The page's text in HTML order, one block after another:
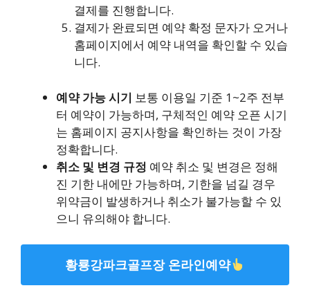
결제를 진행합니다.
결제가 완료되면 예약 확정 문자가 오거나
홈페이지에서 예약 내역을 확인할 수 있습
니다.
예약 가능 시기 보통 이용일 기준 1~2주 전부
터 예약이 가능하며, 구체적인 예약 오픈 시기
는 홈페이지 공지사항을 확인하는 것이 가장
정확합니다.
취소 및 변경 규정 예약 취소 및 변경은 정해
진 기한 내에만 가능하며, 기한을 넘길 경우
위약금이 발생하거나 취소가 불가능할 수 있
으니 유의해야 합니다.
황룡강파크골프장 온라인예약